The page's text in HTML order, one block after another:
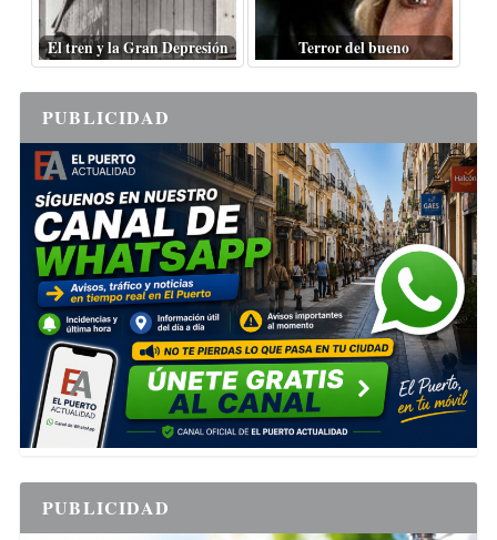
El tren y la Gran Depresión Terror del bueno
PUBLICIDAD
PUBLICIDAD